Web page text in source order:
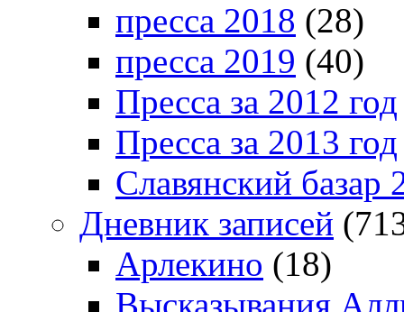
пресса 2018 (28)
пресса 2019 (40)
Пресса за 2012 год
Пресса за 2013 год
Славянский базар
Дневник записей
Арлекино (18)